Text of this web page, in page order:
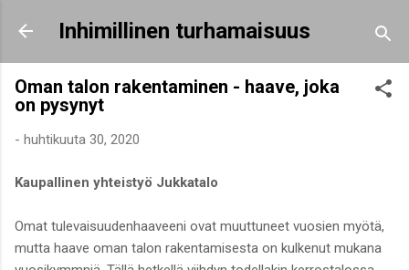
Siirry pääsisältöön
Inhimillinen turhamaisuus
Oman talon rakentaminen - haave, joka
on pysynyt
- huhtikuuta 30, 2020
Kaupallinen yhteistyö Jukkatalo
Omat tulevaisuudenhaaveeni ovat muuttuneet vuosien myötä,
mutta haave oman talon rakentamisesta on kulkenut mukana